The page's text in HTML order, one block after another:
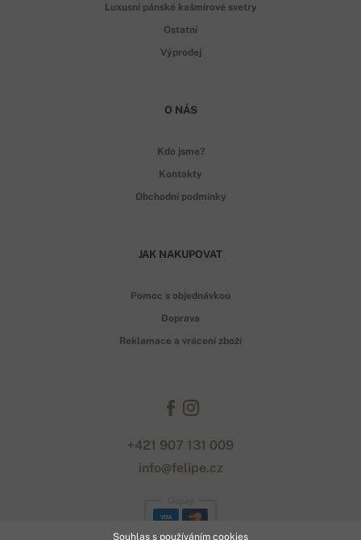
Luxusní pánské kašmírové svetry
Ostatní
Výprodej
O NÁS
Kdo jsme?
Kontakty
Obchodní podmínky
JAK NAKUPOVAT
Pomoc s objednávkou
Doprava
Reklamace a vrácení zboží
+421 907 131 009
info@felipe.cz
Souhlas s používáním cookies